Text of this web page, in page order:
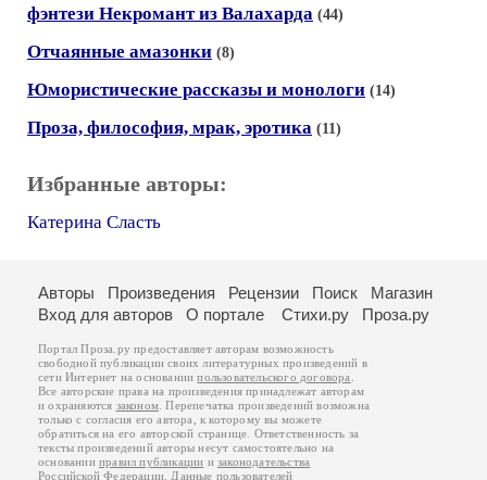
фэнтези Некромант из Валахарда (44)
Отчаянные амазонки (8)
Юмористические рассказы и монологи (14)
Проза, философия, мрак, эротика (11)
Избранные авторы:
Катерина Сласть
Авторы Произведения Рецензии Поиск
Магазин
Вход для авторов
О портале Стихи.ру Проза.ру
Портал Проза.ру предоставляет авторам возможность
свободной публикации своих литературных произведений в
сети Интернет на основаниипользовательского договора
Все авторские права на произведения принадлежат авторам
и охраняются законом . Перепечатка произведений возможна
только с согласия его автора, к которому вы можете
обратиться на его авторской странице. Ответственность за
тексты произведений авторы несут самостоятельно на
основанииправил публикации изаконодательства
Российской Федерации . Данные пользователей